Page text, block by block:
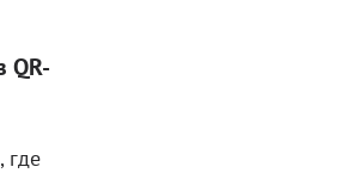
QR-
где